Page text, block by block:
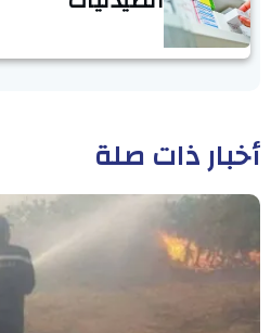
أخبار ذات صلة